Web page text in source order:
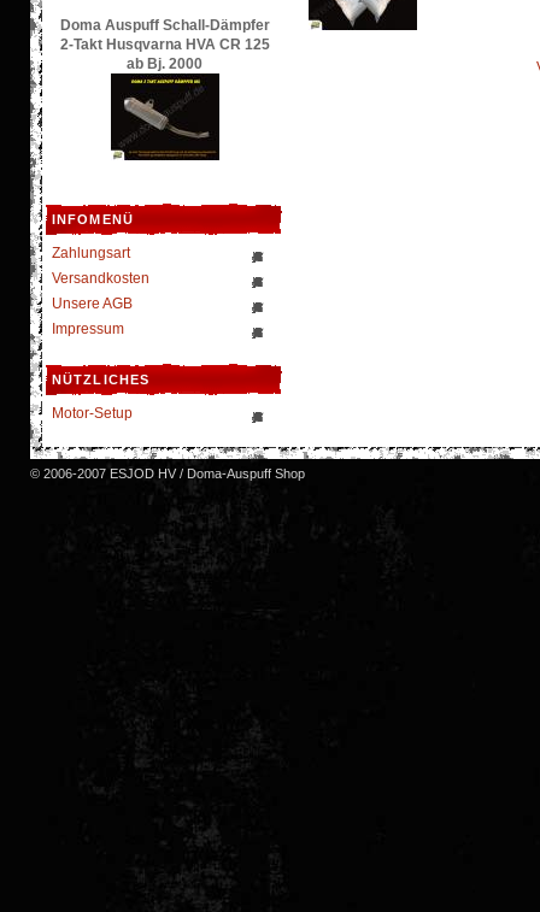
Doma Auspuff Schall-Dämpfer
2-Takt Husqvarna HVA CR 125
ab Bj. 2000
INFOMENÜ
Zahlungsart
Versandkosten
Unsere AGB
Impressum
NÜTZLICHES
Motor-Setup
© 2006-2007 ESJOD HV / Doma-Auspuff Shop